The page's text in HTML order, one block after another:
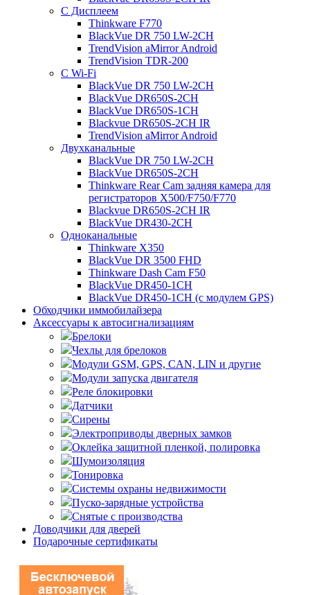
С Дисплеем
Thinkware F770
BlackVue DR 750 LW-2CH
TrendVision aMirror Android
TrendVision TDR-200
С Wi-Fi
BlackVue DR 750 LW-2CH
BlackVue DR650S-2CH
BlackVue DR650S-1CH
Blackvue DR650S-2CH IR
TrendVision aMirror Android
Двухканальные
BlackVue DR 750 LW-2CH
BlackVue DR650S-2CH
Thinkware Rear Cam задняя камера для
регистраторов X500/F750/F770
Blackvue DR650S-2CH IR
BlackVue DR430-2CH
Одноканальные
Thinkware X350
BlackVue DR 3500 FHD
Thinkware Dash Cam F50
BlackVue DR450-1CH
BlackVue DR450-1CH (с модулем GPS)
Обходчики иммобилайзера
Аксессуары к автосигнализациям
Брелоки
Чехлы для брелоков
Модули GSM, GPS, CAN, LIN и другие
Модули запуска двигателя
Реле блокировки
Датчики
Сирены
Электроприводы дверных замков
Оклейка защитной пленкой, полировка
Шумоизоляция
Тонировка
Системы охраны недвижимости
Пуско-зарядные устройства
Снятые с производства
Доводчики для дверей
Подарочные сертификаты